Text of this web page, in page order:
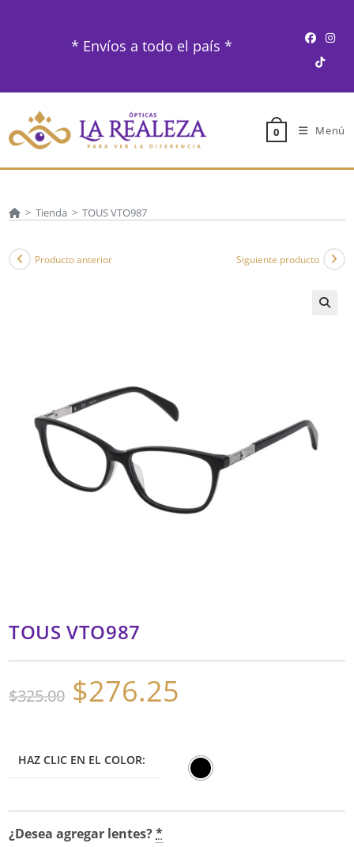
* Envíos a todo el país *
0 Menú
> Tienda > TOUS VTO987
Producto anterior Siguiente producto
TOUS VTO987
$325.00
El
precio
original
$276.25
HAZ CLIC EN EL COLOR:
¿Desea agregar lentes?*